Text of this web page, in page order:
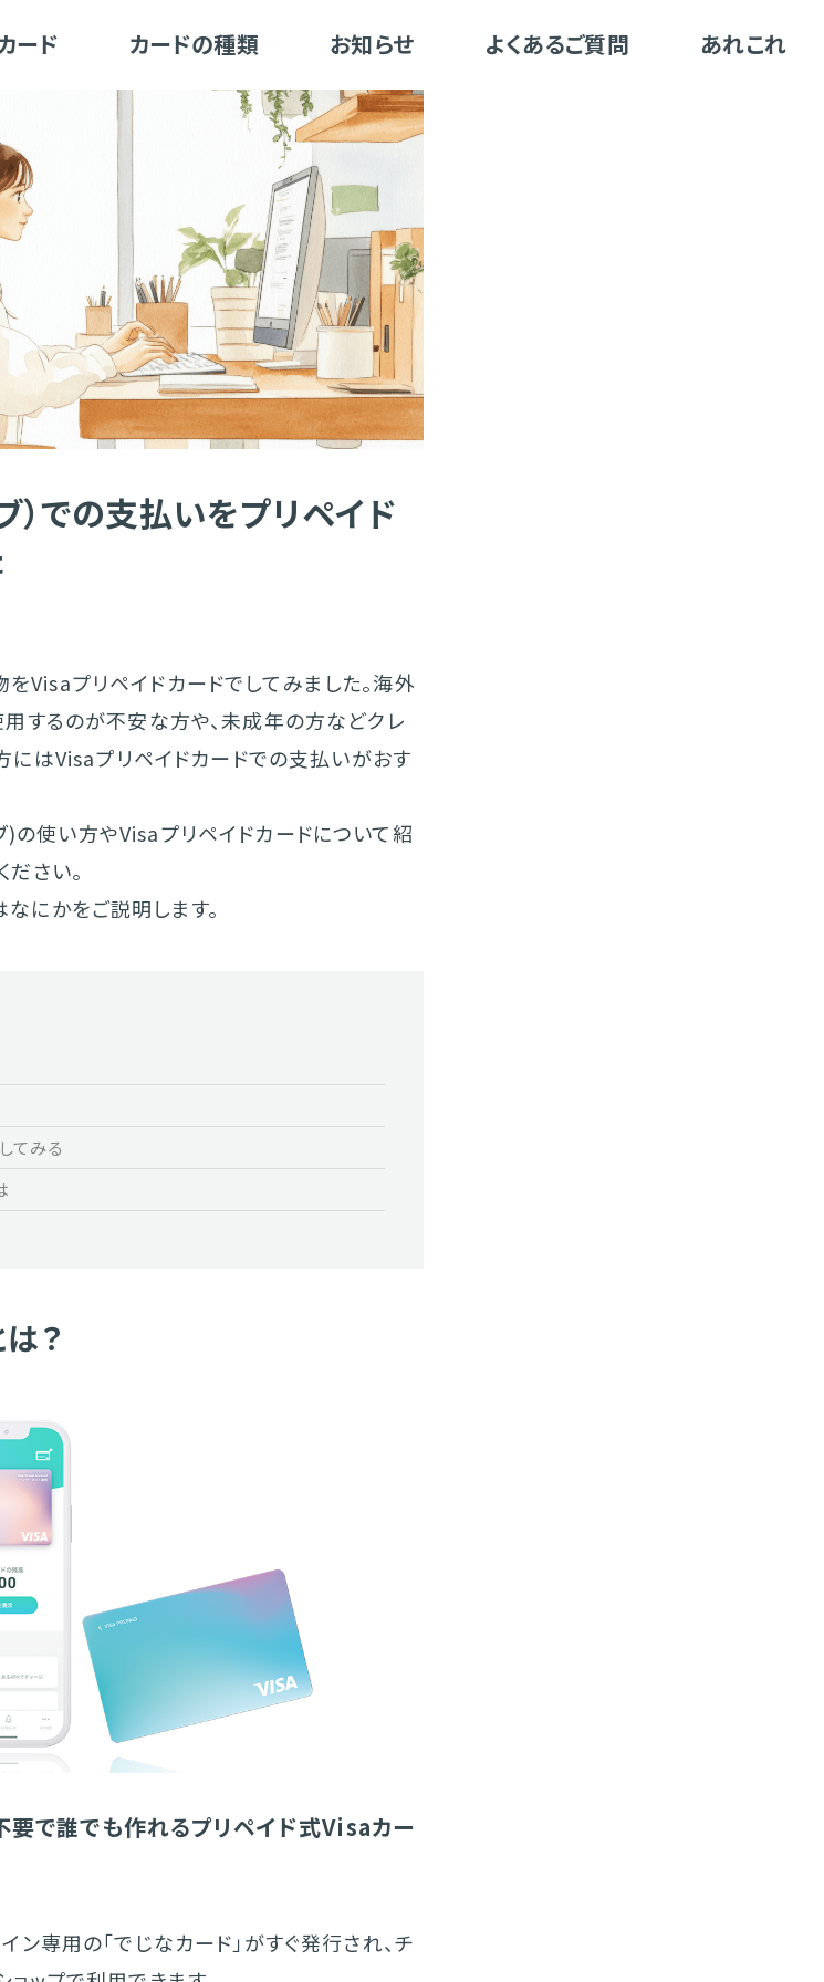
ード カードの種類 お知らせ よくあるご質問 あれこれ
）での支払いをプリペイド
Visaプリペイドカードでしてみました。海外
用するのが不安な方や、未成年の方などクレ
にはVisaプリペイドカードでの支払いがおす
の使い方やVisaプリペイドカードについて紹
さい。
にかをご説明します。
てみる
？
で誰でも作れるプリペイド式Visaカー
ン専用の「でじなカード」がすぐ発行され、チ